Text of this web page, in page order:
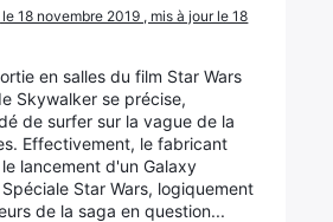
18 novembre 2019 , mis à jour le 18
en salles du film Star Wars
Skywalker se précise,
de surfer sur la vague de la
Effectivement, le fabricant
lancement d'un Galaxy
Star Wars, logiquement
de la saga en question...